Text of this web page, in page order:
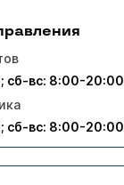
сб-вс: 8:00-20:00
сб-вс: 8:00-20:00